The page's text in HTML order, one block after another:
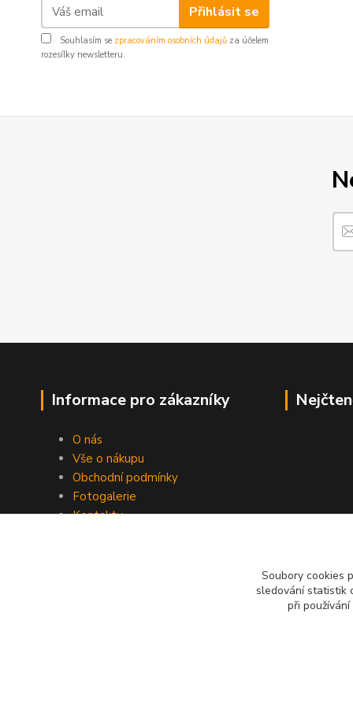
Přihlásit se
Souhlasím se zpracováním osobních údajů za účelem
rozesílky newsletteru.
Informace pro zákazníky
O nás
Vše o nákupu
Obchodní podmínky
Fotogalerie
Kontakty
Soubory cookies
sledování statistik
při